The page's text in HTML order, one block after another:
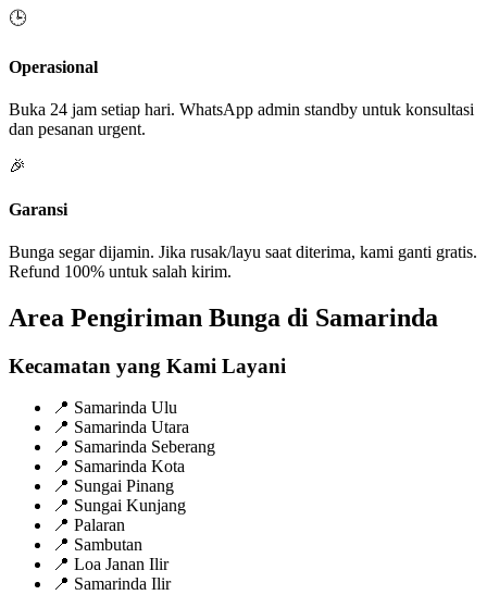
🕒
Operasional
Buka 24 jam setiap hari. WhatsApp admin standby untuk konsultasi
dan pesanan urgent.
🎉
Garansi
Bunga segar dijamin. Jika rusak/layu saat diterima, kami ganti gratis.
Refund 100% untuk salah kirim.
Area Pengiriman Bunga di Samarinda
Kecamatan yang Kami Layani
📍 Samarinda Ulu
📍 Samarinda Utara
📍 Samarinda Seberang
📍 Samarinda Kota
📍 Sungai Pinang
📍 Sungai Kunjang
📍 Palaran
📍 Sambutan
📍 Loa Janan Ilir
📍 Samarinda Ilir